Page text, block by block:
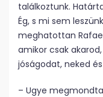
találkoztunk.
Ég, s mi sem
meghatottan
amikor csak
jóságodat, neked
– Ugye